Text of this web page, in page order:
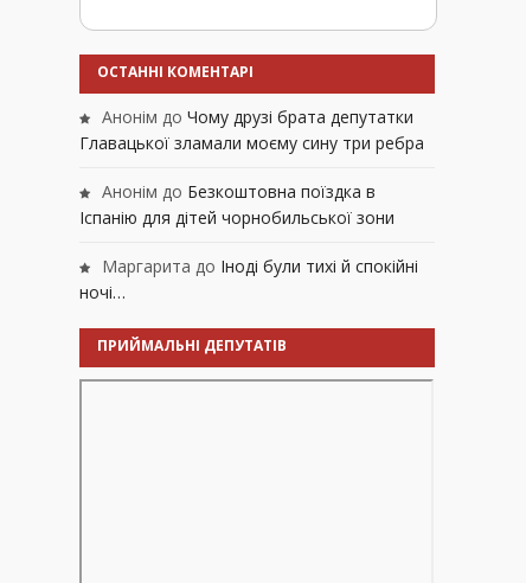
ОСТАННІ КОМЕНТАРІ
Анонім до Чому друзі брата депутатки
Главацької зламали моєму сину три ребра
Анонім до Безкоштовна поїздка в
Іспанію для дітей чорнобильської зони
Маргарита до Іноді були тихі й спокійні
ночі…
ПРИЙМАЛЬНІ ДЕПУТАТІВ